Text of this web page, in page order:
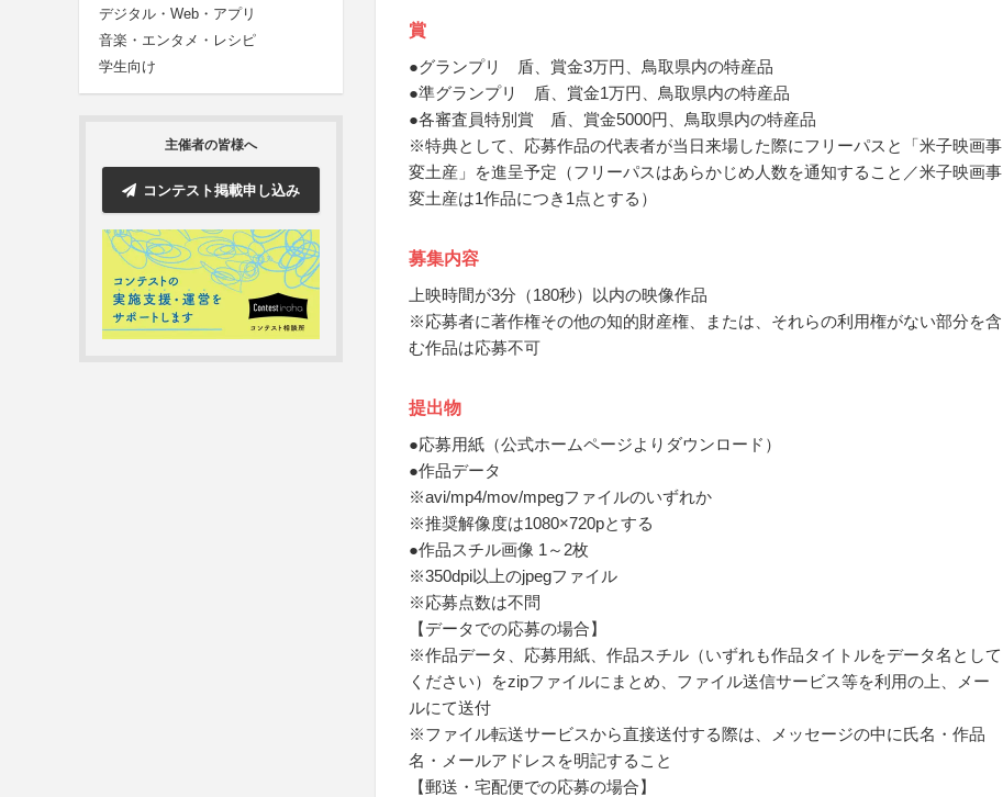
デジタル・Web・アプリ
音楽・エンタメ・レシピ
学生向け
主催者の皆様へ
コンテスト掲載申し込み
賞
●グランプリ 盾、賞金3万円、鳥取県内の特産品
●準グランプリ 盾、賞金1万円、鳥取県内の特産品
●各審査員特別賞 盾、賞金5000円、鳥取県内の特産品
※特典として、応募作品の代表者が当日来場した際にフリーパスと「米子映画事
変土産」を進呈予定（フリーパスはあらかじめ人数を通知すること／米子映画事
変土産は1作品につき1点とする）
募集内容
上映時間が3分（180秒）以内の映像作品
※応募者に著作権その他の知的財産権、または、それらの利用権がない部分を含
む作品は応募不可
提出物
●応募用紙（公式ホームページよりダウンロード）
●作品データ
※avi/mp4/mov/mpegファイルのいずれか
※推奨解像度は1080×720pとする
●作品スチル画像 1～2枚
※350dpi以上のjpegファイル
※応募点数は不問
【データでの応募の場合】
※作品データ、応募用紙、作品スチル（いずれも作品タイトルをデータ名として
ください）をzipファイルにまとめ、ファイル送信サービス等を利用の上、メー
ルにて送付
※ファイル転送サービスから直接送付する際は、メッセージの中に氏名・作品
名・メールアドレスを明記すること
【郵送・宅配便での応募の場合】